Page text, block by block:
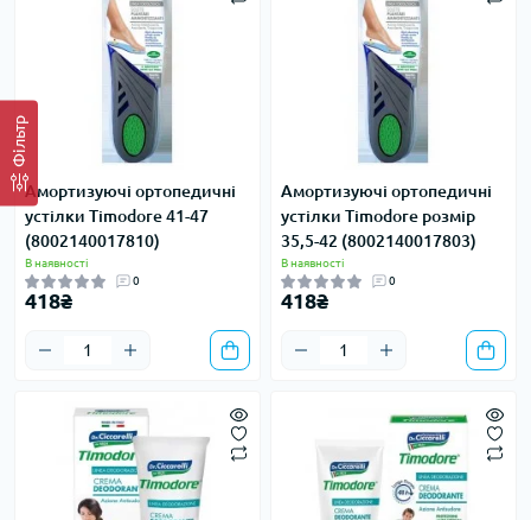
Фільтр
Амортизуючі ортопедичні
устілки Timodore 41-47
(8002140017810)
В наявності
0
418₴
Амортизуючі ортопедичні
устілки Timodore розмір
35,5-42 (8002140017803)
В наявності
0
418₴